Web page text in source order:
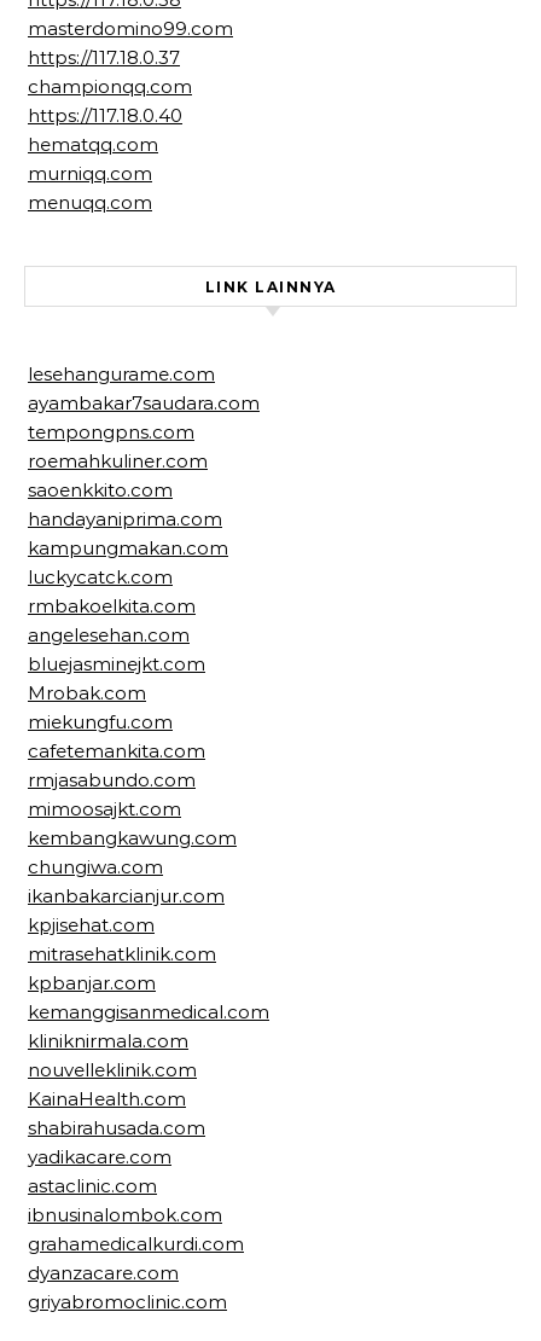
masterdomino99.com
https://117.18.0.37
championqq.com
https://117.18.0.40
hematqq.com
murniqq.com
menuqq.com
LINK LAINNYA
lesehangurame.com
ayambakar7saudara.com
tempongpns.com
roemahkuliner.com
saoenkkito.com
handayaniprima.com
kampungmakan.com
luckycatck.com
rmbakoelkita.com
angelesehan.com
bluejasminejkt.com
Mrobak.com
miekungfu.com
cafetemankita.com
rmjasabundo.com
mimoosajkt.com
kembangkawung.com
chungiwa.com
ikanbakarcianjur.com
kpjisehat.com
mitrasehatklinik.com
kpbanjar.com
kemanggisanmedical.com
kliniknirmala.com
nouvelleklinik.com
KainaHealth.com
shabirahusada.com
yadikacare.com
astaclinic.com
ibnusinalombok.com
grahamedicalkurdi.com
dyanzacare.com
griyabromoclinic.com